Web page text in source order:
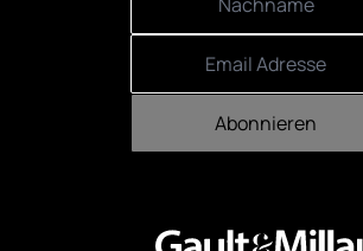
Abonnieren